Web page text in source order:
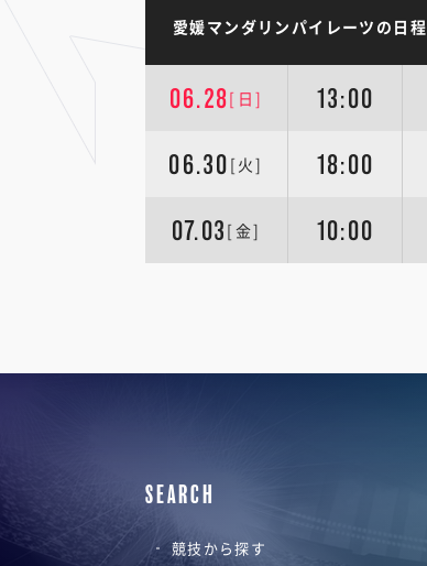
愛媛マンダリンパイレーツの日程
06.28[日] 13:00
06.30 [火] 18:00
07.03 [金] 10:00
SEARCH
競技から探す